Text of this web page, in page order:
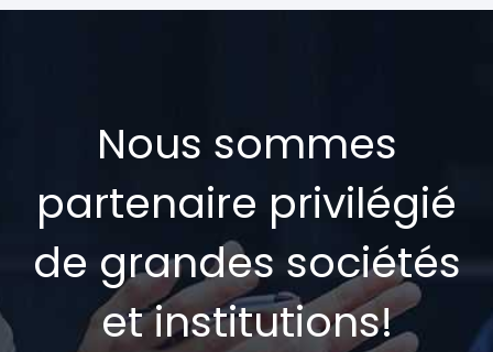
Nous sommes
partenaire privilégié
de grandes sociétés
et institutions!